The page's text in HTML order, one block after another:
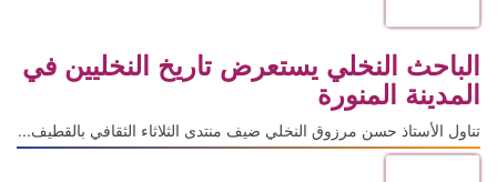
الباحث النخلي يستعرض تاريخ النخليين في
المدينة المنورة
تناول الأستاذ حسن مرزوق النخلي ضيف منتدى الثلاثاء الثقافي بالقطيف...